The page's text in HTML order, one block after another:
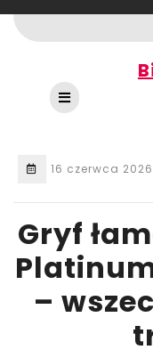
to
content
Open
16 czerwca 2026
Gryf
–